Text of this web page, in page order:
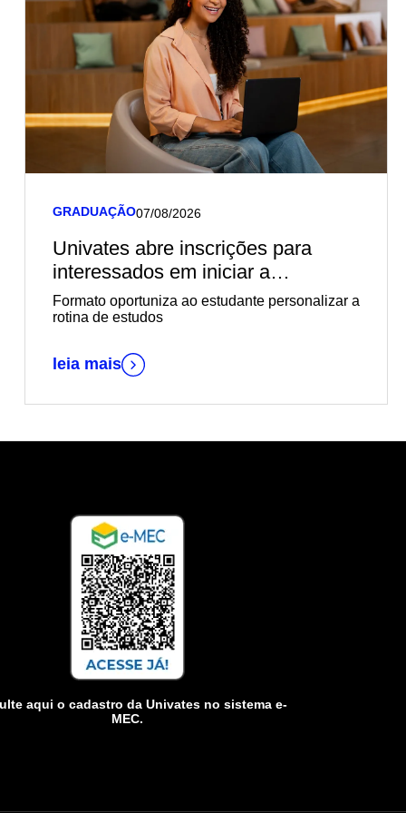
GRADUAÇÃO07/08/2026
Univates abre inscrições para
interessados em iniciar a
graduação EaD em outubro
Formato oportuniza ao estudante personalizar a
rotina de estudos
leia mais
aqui o cadastro da Univates no sistema e-
MEC.